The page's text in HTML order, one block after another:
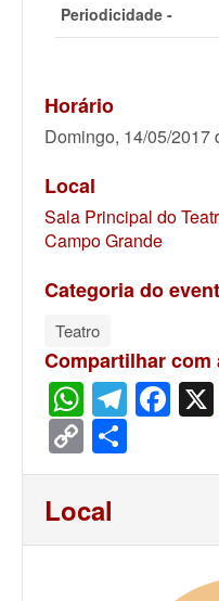
Periodicidade -
Horário
Domingo, 14/05/2017
Local
Sala Principal do
Campo Grande
Categoria do
Teatro
Compartilhar com
Copy
Link
Local